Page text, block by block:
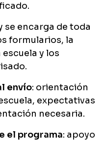
se encarga de toda
formularios, la
y los
envío: orientación
expectativas
necesaria.
el programa: apoyo